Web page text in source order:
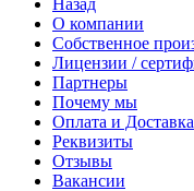
Назад
О компании
Собственное
Лицензии /
Партнеры
Почему мы
Оплата и Доставка
Реквизиты
Отзывы
Вакансии